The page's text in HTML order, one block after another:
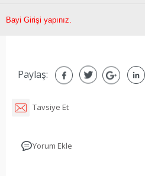
Bayi Girişi yapınız.
Paylaş:
Tavsiye Et
Yorum Ekle